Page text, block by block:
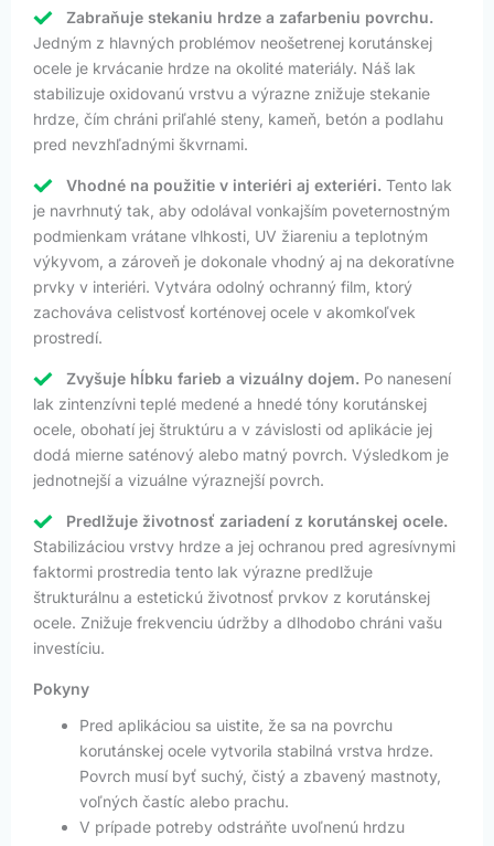
Zabraňuje stekaniu hrdze a zafarbeniu povrchu.
Jedným z hlavných problémov neošetrenej korutánskej
ocele je krvácanie hrdze na okolité materiály. Náš lak
stabilizuje oxidovanú vrstvu a výrazne znižuje stekanie
hrdze, čím chráni priľahlé steny, kameň, betón a podlahu
pred nevzhľadnými škvrnami.
Vhodné na použitie v interiéri aj exteriéri. Tento lak
je navrhnutý tak, aby odolával vonkajším poveternostným
podmienkam vrátane vlhkosti, UV žiareniu a teplotným
výkyvom, a zároveň je dokonale vhodný aj na dekoratívne
prvky v interiéri. Vytvára odolný ochranný film, ktorý
zachováva celistvosť korténovej ocele v akomkoľvek
prostredí.
Zvyšuje hĺbku farieb a vizuálny dojem. Po nanesení
lak zintenzívni teplé medené a hnedé tóny korutánskej
ocele, obohatí jej štruktúru a v závislosti od aplikácie jej
dodá mierne saténový alebo matný povrch. Výsledkom je
jednotnejší a vizuálne výraznejší povrch.
Predlžuje životnosť zariadení z korutánskej ocele.
Stabilizáciou vrstvy hrdze a jej ochranou pred agresívnymi
faktormi prostredia tento lak výrazne predlžuje
štrukturálnu a estetickú životnosť prvkov z korutánskej
ocele. Znižuje frekvenciu údržby a dlhodobo chráni vašu
investíciu.
Pokyny
Pred aplikáciou sa uistite, že sa na povrchu
korutánskej ocele vytvorila stabilná vrstva hrdze.
Povrch musí byť suchý, čistý a zbavený mastnoty,
voľných častíc alebo prachu.
V prípade potreby odstráňte uvoľnenú hrdzu